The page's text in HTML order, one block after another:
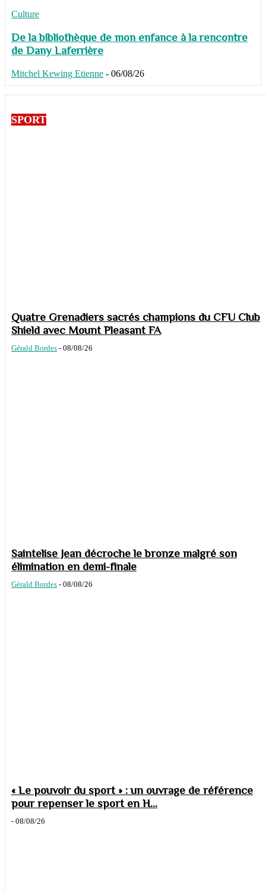
Culture
De la bibliothèque de mon enfance à la rencontre
de Dany Laferrière
Mitchel Kewing Etienne - 06/08/26
SPORT
Quatre Grenadiers sacrés champions du CFU Club
Shield avec Mount Pleasant FA
Gérald Bordes - 08/08/26
Saintelise Jean décroche le bronze malgré son
élimination en demi-finale
Gérald Bordes - 08/08/26
« Le pouvoir du sport » : un ouvrage de référence
pour repenser le sport en H...
- 08/08/26